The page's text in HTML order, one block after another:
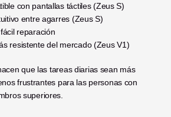
con pantallas táctiles (Zeus S)
entre agarres (Zeus S)
reparación
resistente del mercado (Zeus V1)
que las tareas diarias sean más
frustrantes para las personas con
superiores.